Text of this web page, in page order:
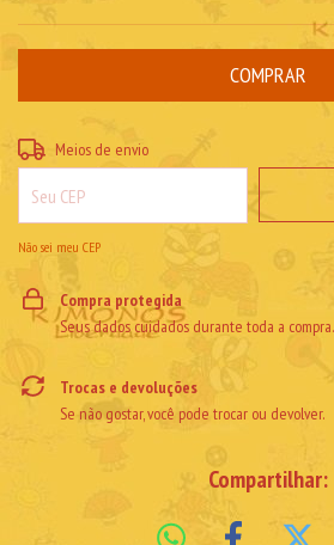
Entregas para o CEP:
Meios de envio
Não sei meu CEP
Compra protegida
Seus dados cuidados durante toda a compra.
Trocas e devoluções
Se não gostar, você pode trocar ou devolver.
Compartilhar: